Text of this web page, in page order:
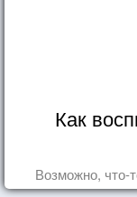
Как
Возможно, что-